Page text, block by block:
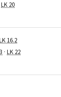
LK 20
16.2
· LK 22